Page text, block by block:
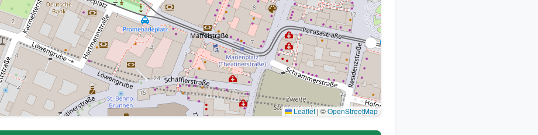
Leaflet | ©OpenStreetMap